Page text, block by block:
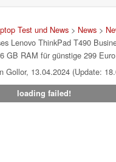
Test und News> News>
Lenovo ThinkPad T490
GB RAM für günstige 299
Gollor, 13.04.2024 (Update:
loading failed!